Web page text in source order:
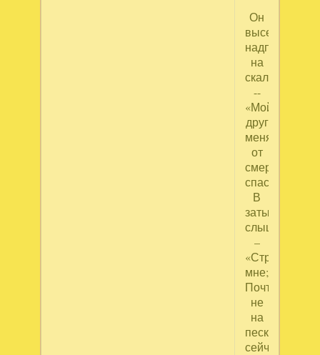
Он
высек
надпись
на
скале
--
«Мой
друг
меня
от
смерти
спас!»
В
затылок
слышит
–
«Странно
мне;
Почто
не
на
песке...
сейчас?»